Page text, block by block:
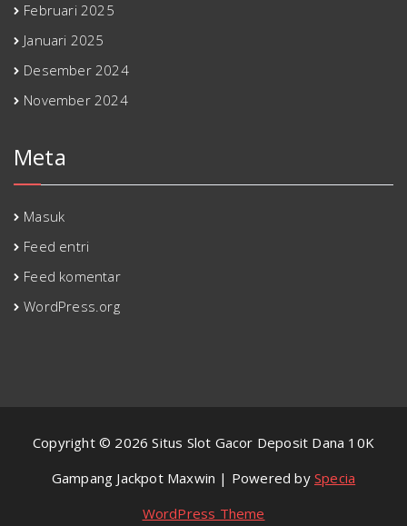
Februari 2025
Januari 2025
Desember 2024
November 2024
Meta
Masuk
Feed entri
Feed komentar
WordPress.org
Copyright © 2026 Situs Slot Gacor Deposit Dana 10K
Gampang Jackpot Maxwin | Powered by Specia
WordPress Theme